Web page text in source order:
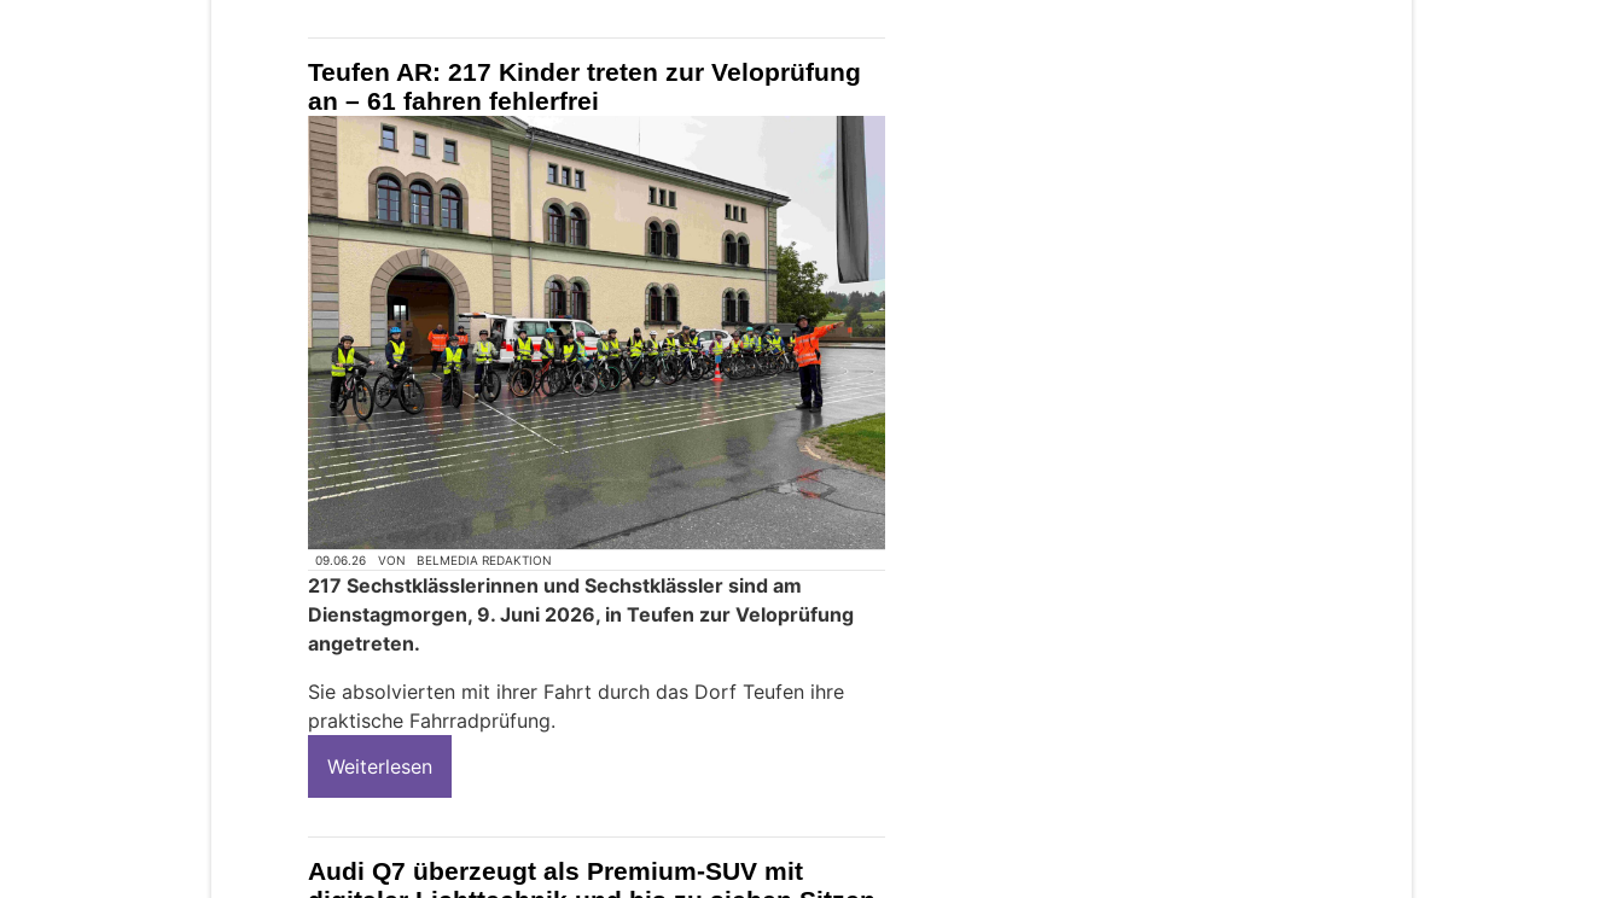
Teufen AR: 217 Kinder treten zur Veloprüfung
an – 61 fahren fehlerfrei
09.06.26 VON BELMEDIA REDAKTION
217 Sechstklässlerinnen und Sechstklässler sind am
Dienstagmorgen, 9. Juni 2026, in Teufen zur Veloprüfung
angetreten.
Sie absolvierten mit ihrer Fahrt durch das Dorf Teufen ihre
praktische Fahrradprüfung.
Weiterlesen
Audi Q7 überzeugt als Premium-SUV mit